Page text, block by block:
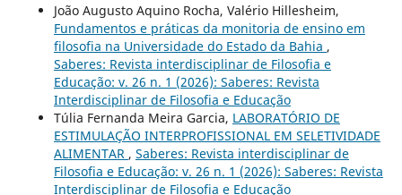
João Augusto Aquino Rocha, Valério Hillesheim,
Fundamentos e práticas da monitoria de ensino em
filosofia na Universidade do Estado da Bahia ,
Saberes: Revista interdisciplinar de Filosofia e
Educação: v. 26 n. 1 (2026): Saberes: Revista
Interdisciplinar de Filosofia e Educação
Túlia Fernanda Meira Garcia, LABORATÓRIO DE
ESTIMULAÇÃO INTERPROFISSIONAL EM SELETIVIDADE
ALIMENTAR , Saberes: Revista interdisciplinar de
Filosofia e Educação: v. 26 n. 1 (2026): Saberes: Revista
Interdisciplinar de Filosofia e Educação